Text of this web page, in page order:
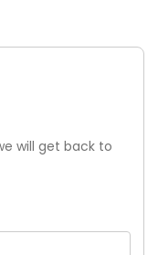
will get back to